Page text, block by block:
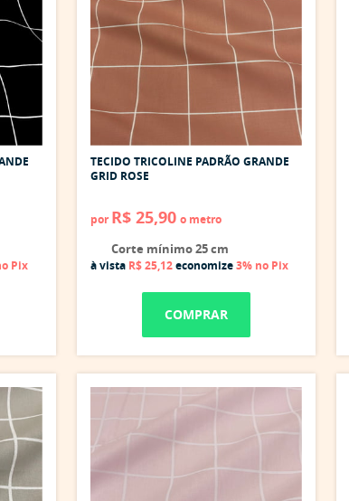
Pix
TECIDO TRICOLINE PADRÃO GRANDE
GRID ROSE
por R$ 25,90 o metro
Corte mínimo 25 cm
à vista R$ 25,12economize3% no Pix
COMPRAR